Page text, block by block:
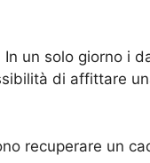
un solo giorno i
di affittare
recuperare un